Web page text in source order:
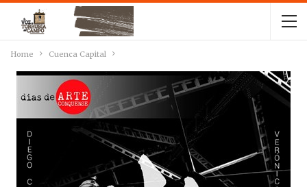
Home Cuenca Capital